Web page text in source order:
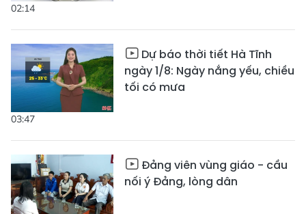
02:14
03:47
Dự báo thời tiết Hà Tĩnh
ngày 1/8: Ngày nắng yếu, chiều
tối có mưa
Đảng viên vùng giáo - cầu
nối ý Đảng, lòng dân